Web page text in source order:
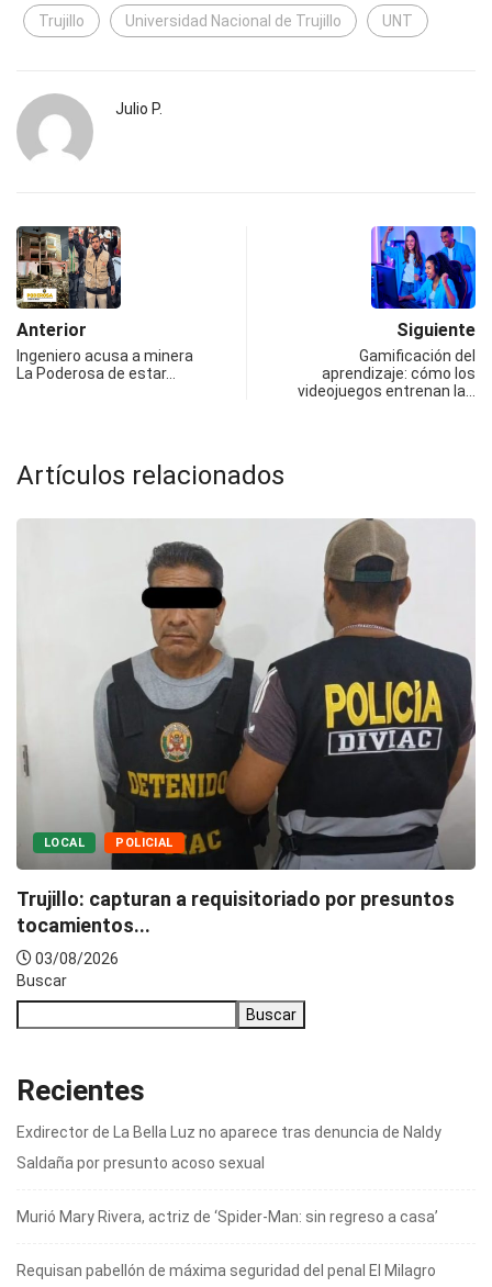
Trujillo Universidad Nacional de Trujillo UNT
Julio P.
Anterior
Ingeniero acusa a minera
La Poderosa de estar…
Siguiente
Gamificación del
aprendizaje: cómo los
videojuegos entrenan la…
Artículos relacionados
LOCAL POLICIAL
Trujillo: capturan a requisitoriado por presuntos
tocamientos...
03/08/2026
Buscar
Buscar
Recientes
Exdirector de La Bella Luz no aparece tras denuncia de Naldy
Saldaña por presunto acoso sexual
Murió Mary Rivera, actriz de ‘Spider-Man: sin regreso a casa’
Requisan pabellón de máxima seguridad del penal El Milagro